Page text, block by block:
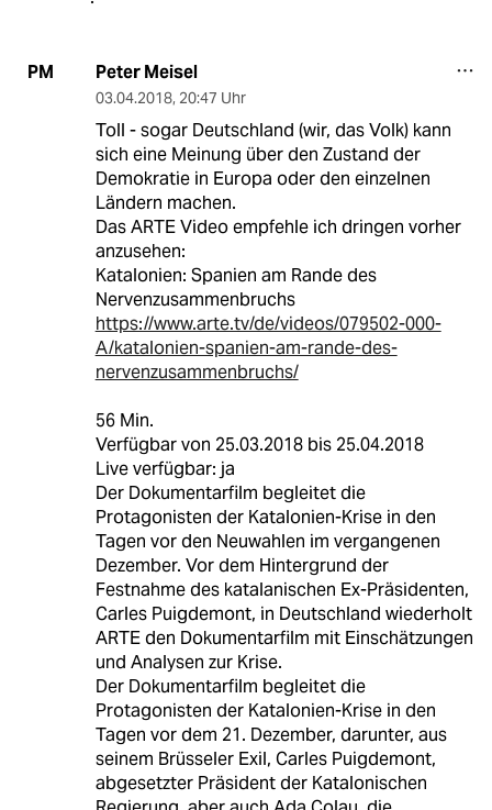
PM Peter Meisel
03.04.2018, 20:47 Uhr
Toll - sogar Deutschland (wir, das Volk) kann
sich eine Meinung über den Zustand der
Demokratie in Europa oder den einzelnen
Ländern machen.
Das ARTE Video empfehle ich dringen vorher
anzusehen:
Katalonien: Spanien am Rande des
Nervenzusammenbruchs
https://www.arte.tv/de/videos/079502-000-
A/katalonien-spanien-am-rande-des-
nervenzusammenbruchs/
56 Min.
Verfügbar von 25.03.2018 bis 25.04.2018
Live verfügbar: ja
Der Dokumentarfilm begleitet die
Protagonisten der Katalonien-Krise in den
Tagen vor den Neuwahlen im vergangenen
Dezember. Vor dem Hintergrund der
Festnahme des katalanischen Ex-Präsidenten,
Carles Puigdemont, in Deutschland wiederholt
ARTE den Dokumentarfilm mit Einschätzungen
und Analysen zur Krise.
Der Dokumentarfilm begleitet die
Protagonisten der Katalonien-Krise in den
Tagen vor dem 21. Dezember, darunter, aus
seinem Brüsseler Exil, Carles Puigdemont,
abgesetzter Präsident der Katalonischen